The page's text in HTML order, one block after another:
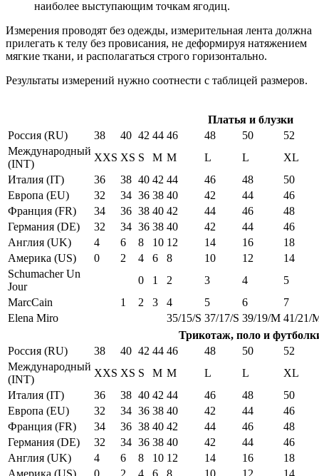
наиболее выступающим точкам ягодиц.
Измерения проводят без одежды, измерительная лента должна
прилегать к телу без провисания, не деформируя натяжением
мягкие ткани, и располагаться строго горизонтально.
Результаты измерений нужно соотнести с таблицей размеров.
Платья и блузки
Россия (RU)
38 40 42 44 46 48 50
52
Международный
(INT)
XXS XS S M M L L
XL
Италия (IT)
36 38 40 42 44 46 48
50
Европа (EU)
32 34 36 38 40 42 44
46
Франция (FR)
34 36 38 40 42 44 46
48
Германия (DE)
32 34 36 38 40 42 44
46
Англия (UK)
4 6 8 10 12 14 16
18
Америка (US)
0 2 4 6 8 10 12
14
Schumacher Un
Jour
0 1 2 3 4
5
MarcCain
1 2 3 4 5 6
7
Elena Miro
35/15/S 37/17/S 39/19/M 41/21/
Трикотаж, поло и
Россия (RU)
38 40 42 44 46 48 50
52
Международный
(INT)
XXS XS S M M L L
XL
Италия (IT)
36 38 40 42 44 46 48
50
Европа (EU)
32 34 36 38 40 42 44
46
Франция (FR)
34 36 38 40 42 44 46
48
Германия (DE)
32 34 36 38 40 42 44
46
Англия (UK)
4 6 8 10 12 14 16
18
Америка (US)
0 2 4 6 8 10 12
14